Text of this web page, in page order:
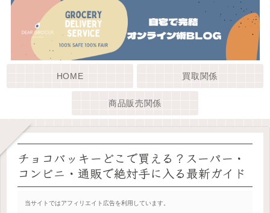
HOME 買取関係
商品販売関係
チョコバッキーどこで買える？スーパー・
コンビニ・通販で絶対手に入る最新ガイド
当サイトではアフィリエイト広告を利用しています。